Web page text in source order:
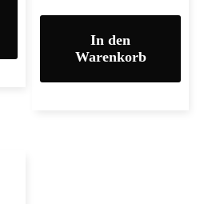
In den
Warenkorb